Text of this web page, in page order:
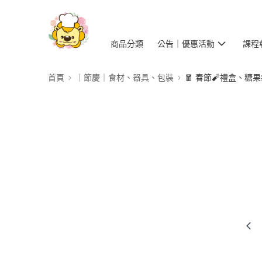
商品分類 公告｜優惠活動 課程
首頁 ｜節慶｜食材、器具、包裝 🧧 春節🧨禮盒、糖